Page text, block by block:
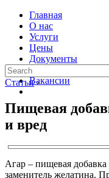
Главная
О нас
Услуги
Цены
Документы
Контакты
Вакансии
Статьи ›
Пищевая
и вред
Агар – пищевая
заменитель желатина.